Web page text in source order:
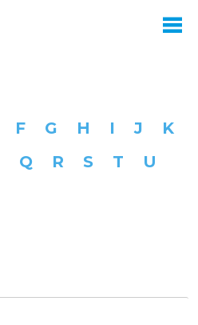
F G H I J
K
Q R S T
U